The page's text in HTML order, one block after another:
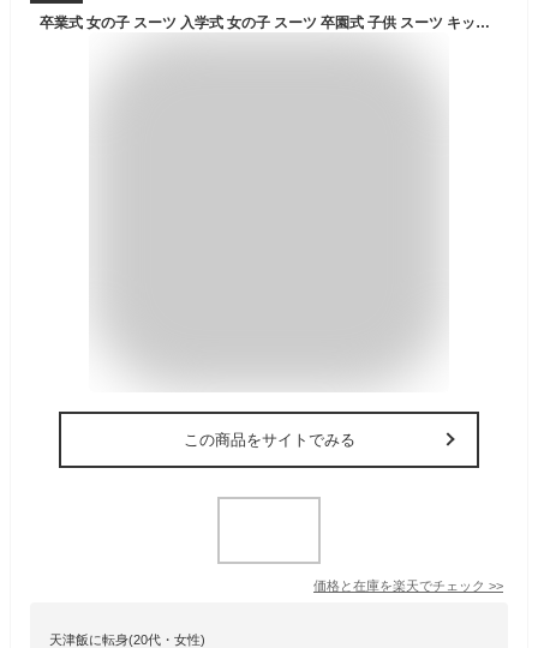
卒業式 女の子 スーツ 入学式 女の子 スーツ 卒園式 子供 スーツ キッズ フォーマ ワンピース キッズスーツ セレモニー 卒園式 子供服 スーツ女の子 ワンピース ブラウス ボレロ 入学式 入園式 七五三 発表会 キッズフォーマル スーツセット
この商品をサイトでみる
価格と在庫を楽天でチェック >>
天津飯に転身(20代・女性)